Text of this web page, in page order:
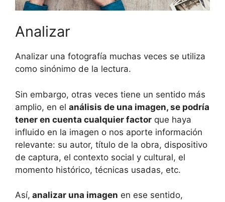
Analizar
Analizar una fotografía muchas veces se utiliza
como sinónimo de la lectura.
Sin embargo, otras veces tiene un sentido más
amplio, en el análisis de una imagen, se podría
tener en cuenta cualquier factor que haya
influido en la imagen o nos aporte información
relevante: su autor, título de la obra, dispositivo
de captura, el contexto social y cultural, el
momento histórico, técnicas usadas, etc.
Así, analizar una imagen en ese sentido,